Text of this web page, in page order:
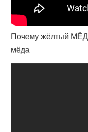
Почему жёлтый МЁД
мёда